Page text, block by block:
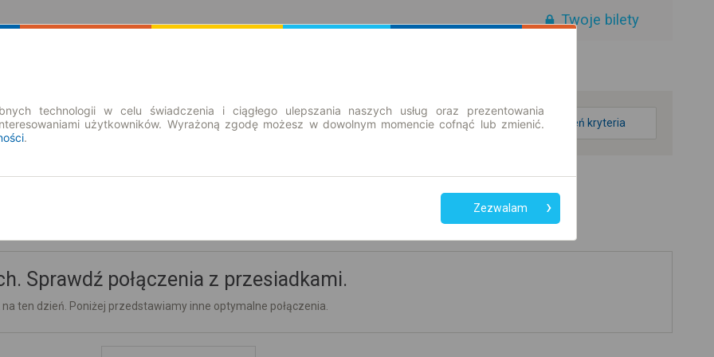
Twoje bilety
zmień kryteria
Sprawdź połączenia z przesiadkami.
ten dzień. Poniżej przedstawiamy inne optymalne połączenia.
technologii w celu świadczenia i ciągłego ulepszania naszych usług oraz prezentowania
użytkowników. Wyrażoną zgodę możesz w dowolnym momencie cofnąć lub zmienić.
.
Zezwalam